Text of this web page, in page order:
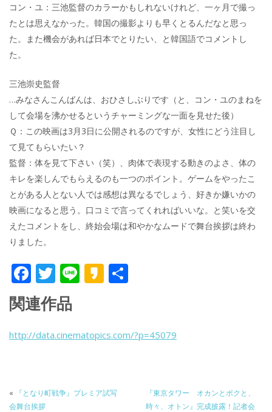
コン・ユ：三池監督のカラーかもしれないけれど、一ヶ月で撮っ
たとは思えなかった。韓国の撮影よりも早くとるんだなと思っ
た。また機会があれば日本でとりたい、と韓国語でコメントし
た。
三池崇史監督
…みなさんこんばんは、おひさしぶりです（と、コン・ユのまねを
して会場を沸かせるというチャーミングな一面を見せた後）
Ｑ：この映画は3月3日に公開されるのですが、女性にどう注目し
て見てもらいたい？
監督：体を見て下さい（笑）、肉体で表現する動きのよさ、体の
キレを楽しんでもらえるのも一つのポイント。ゲームをやったこ
とがある人とない人では感想は異なるでしょう、好きか嫌いかの
映画になると思う。口コミで言ってくれればいいな。と笑いを交
えたコメントをし、終始会場は和やかなムードで舞台挨拶は終わ
りました。
F
ac
e
b
k
T
w
itt
er
Li K
a
関連作品
http://data.cinematopics.com/?p=45079
«
『となり町戦争』プレミア試写
会舞台挨拶
『東京タワー オカンとボクと、
時々、オトン』完成披露！記者会